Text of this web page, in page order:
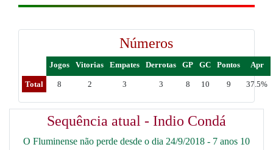
Números
Jogos Vitorias Empates Derrotas GP GC Pontos Apr
Total 8 2 3 3 8 10 9 37.5%
Sequência atual - Indio Condá
O Fluminense não perde desde o dia 24/9/2018 - 7 anos 10